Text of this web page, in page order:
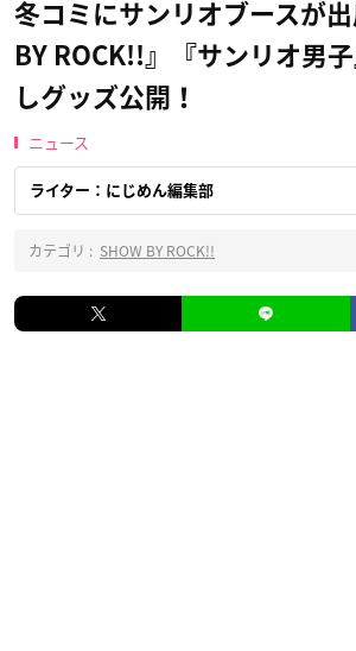
冬コミにサンリオブースが
BY ROCK!!』『サンリオ男
しグッズ公開！
ニュース
ライター：にじめん編集部
カテゴリ : SHOW BY ROCK!!